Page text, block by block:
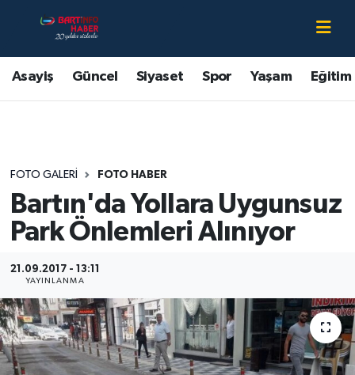
Asayiş Güncel Siyaset Spor Yaşam Eğitim
FOTO GALERI FOTO HABER
Bartın'da Yollara Uygunsuz
Park Önlemleri Alınıyor
21.09.2017 - 13:11
YAYINLANMA
Asayiş
Bartın Hakkında
Eğitim
Ekonomi
Güncel
Kültür-Sanat
Magazin
Bartın Nöbetçi Eczaneler
Bartın Hava Durumu
Bartın Trafik Yoğunluk Haritası
Süper Lig Puan Durumu ve Fikstür
Tüm Manşetler
Son Dakika Haberleri
Haber Arşivi